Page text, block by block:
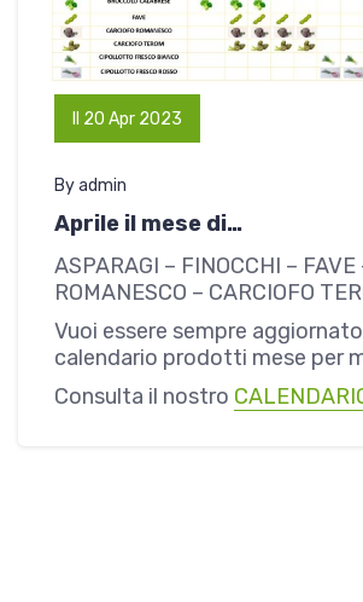
Il 20 Apr 2023
By admin
Aprile il mese di…
ASPARAGI – FINOCCHI – FAVE
ROMANESCO – CARCIOFO
Vuoi essere sempre
calendario prodotti mese per
Consulta il nostro